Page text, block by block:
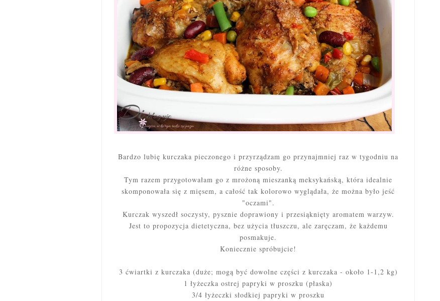
Bardzo lubię kurczaka pieczonego i przyrządzam go przynajmniej raz w tygodniu na
różne sposoby.
Tym razem przygotowałam go z mrożoną mieszanką meksykańską, która idealnie
skomponowała się z mięsem, a całość tak kolorowo wyglądała, że można było jeść
"oczami".
Kurczak wyszedł soczysty, pysznie doprawiony i przesiąknięty aromatem warzyw.
Jest to propozycja dietetyczna, bez użycia tłuszczu, ale zaręczam, że każdemu
posmakuje.
Koniecznie spróbujcie!
3 ćwiartki z kurczaka (duże; mogą być dowolne części z kurczaka - około 1-1,2 kg)
1 łyżeczka ostrej papryki w proszku (płaska)
3/4 łyżeczki słodkiej papryki w proszku